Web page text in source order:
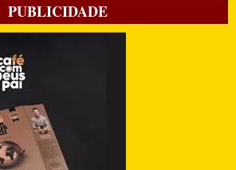
PUBLICIDADE